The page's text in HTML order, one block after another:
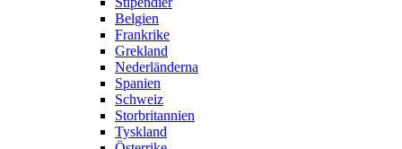
Belgien
Frankrike
Grekland
Nederländerna
Spanien
Schweiz
Storbritannien
Tyskland